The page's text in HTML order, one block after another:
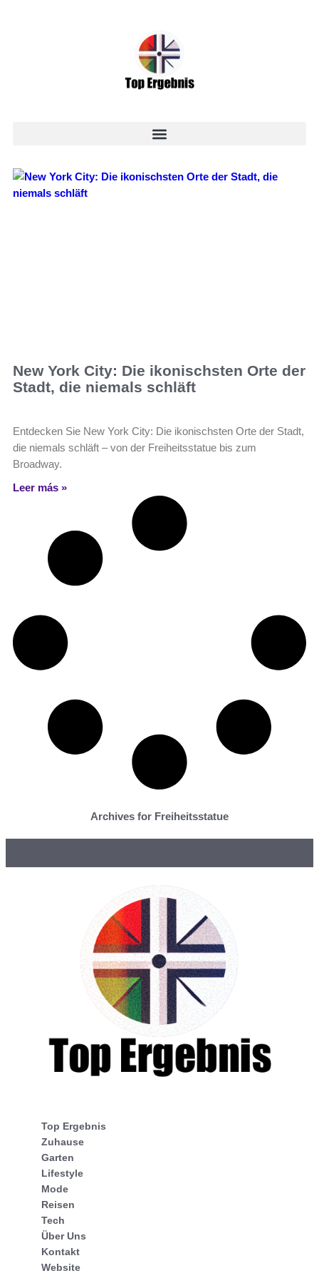
New York City: Die ikonischsten Orte der
Stadt, die niemals schläft
Entdecken Sie New York City: Die ikonischsten Orte der Stadt,
die niemals schläft – von der Freiheitsstatue bis zum
Broadway.
Leer más »
Archives for Freiheitsstatue
Top Ergebnis
Zuhause
Garten
Lifestyle
Mode
Reisen
Tech
Über Uns
Kontakt
Website